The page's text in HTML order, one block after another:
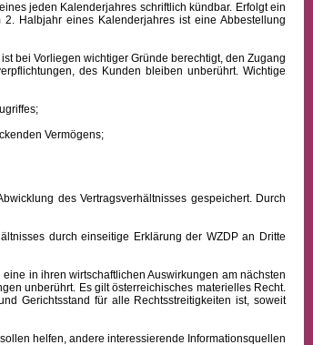
jeden Kalenderjahres schriftlich kündbar. Erfolgt ein
Halbjahr eines Kalenderjahres ist eine Abbestellung
bei Vorliegen wichtiger Gründe berechtigt, den Zugang
des Kunden bleiben unberührt. Wichtige
Vermögens;
des Vertragsverhältnisses gespeichert. Durch
durch einseitige Erklärung der WZDP an Dritte
in ihren wirtschaftlichen Auswirkungen am nächsten
unberührt. Es gilt österreichisches materielles Recht.
Gerichtsstand für alle Rechtsstreitigkeiten ist, soweit
helfen, andere interessierende Informationsquellen